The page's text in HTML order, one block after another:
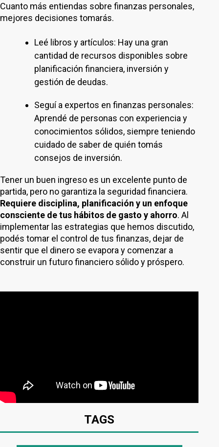
Cuanto más entiendas sobre finanzas personales,
mejores decisiones tomarás.
Leé libros y artículos: Hay una gran
cantidad de recursos disponibles sobre
planificación financiera, inversión y
gestión de deudas.
Seguí a expertos en finanzas personales:
Aprendé de personas con experiencia y
conocimientos sólidos, siempre teniendo
cuidado de saber de quién tomás
consejos de inversión.
Tener un buen ingreso es un excelente punto de
partida, pero no garantiza la seguridad financiera.
Requiere disciplina, planificación y un enfoque
consciente de tus hábitos de gasto y ahorro. Al
implementar las estrategias que hemos discutido,
podés tomar el control de tus finanzas, dejar de
sentir que el dinero se evapora y comenzar a
construir un futuro financiero sólido y próspero.
TAGS